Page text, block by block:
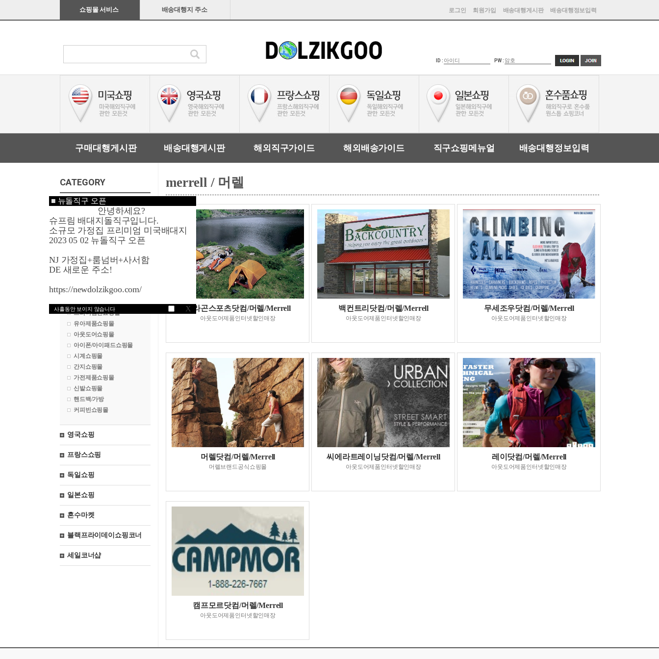
■ 뉴돌직구 오픈
안녕하세요?
슈프림 배대지돌직구입니다.
소규모 가정집 프리미엄 미국배대지
2023 05 02 뉴돌직구 오픈
NJ 가정집+룸넘버+사서함
DE 새로운 주소!
https://newdolzikgoo.com/
사흘동안 보이지 않습니다 X
쇼핑몰 서비스 배송대행지 주소 로그인 회원가입 배송대행게시판 배송대행정보입력
ID : PW :
구매대행게시판 배송대행게시판 해외직구가이드 해외배송가이드 직구쇼핑메뉴얼 배송대행정보입력
CATEGORY
미국쇼핑
명품쇼핑몰
수입차구매대행
화장품쇼핑몰
악세서리쇼핑몰
속옷쇼핑몰
프리미엄진쇼핑몰
유아제품쇼핑몰
아웃도어쇼핑몰
아이폰/아이패드쇼핑몰
시계쇼핑몰
간지쇼핑몰
가전제품쇼핑몰
신발쇼핑몰
핸드백/가방
커피빈쇼핑몰
영국쇼핑
프랑스쇼핑
독일쇼핑
일본쇼핑
혼수마켓
블랙프라이데이쇼핑코너
세일코너샵
merrell / 머렐
파라곤스포츠닷컴/머렐/Merrell
아웃도어제품인터넷할인매장
백컨트리닷컴/머렐/Merrell
아웃도어제품인터넷할인매장
무세조우닷컴/머렐/Merrell
아웃도어제품인터넷할인매장
머렐닷컴/머렐/Merrell
머렐브랜드공식쇼핑몰
씨에라트레이닝닷컴/머렐/Merrell
아웃도어제품인터넷할인매장
레이닷컴/머렐/Merrell
아웃도어제품인터넷할인매장
캠프모르닷컴/머렐/Merrell
아웃도어제품인터넷할인매장